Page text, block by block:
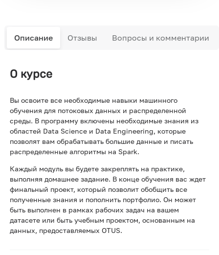
Описание Отзывы Вопросы и комментарии
О курсе
Вы освоите все необходимые навыки машинного
обучения для потоковых данных и распределенной
среды. В программу включены необходимые знания из
областей Data Science и Data Engineering, которые
позволят вам обрабатывать большие данные и писать
распределенные алгоритмы на Spark.
Каждый модуль вы будете закреплять на практике,
выполняя домашнее задание. В конце обучения вас ждет
финальный проект, который позволит обобщить все
полученные знания и пополнить портфолио. Он может
быть выполнен в рамках рабочих задач на вашем
датасете или быть учебным проектом, основанным на
данных, предоставляемых OTUS.